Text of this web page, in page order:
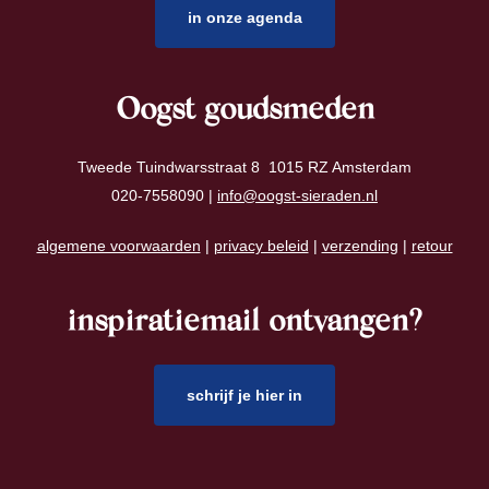
in onze agenda
Oogst goudsmeden
Tweede Tuindwarsstraat 8 1015 RZ Amsterdam
020-7558090 | info@oogst-sieraden.nl
algemene voorwaarden | privacy beleid | verzending | retour
inspiratiemail ontvangen?
schrijf je hier in